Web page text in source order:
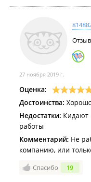
27 ноября 2019 г.
Оценка:
Достоинства:
Недостатки: Кидают
работы
Комментарий: Не
компанию, или
Спасибо 19